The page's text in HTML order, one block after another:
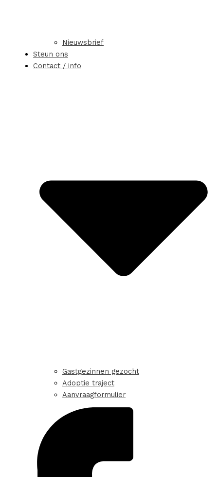
Nieuwsbrief
Steun ons
Contact / info
Gastgezinnen gezocht
Adoptie traject
Aanvraagformulier